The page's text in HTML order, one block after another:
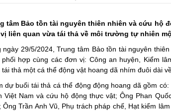
tâm Bảo tồn tài nguyên thiên nhiên và cứu hộ
liên quan vừa tái thả về môi trường tự nhiên
ngày 29/5/2024, Trung tâm Bảo tồn tài nguyên
phối hợp cùng các đơn vị: Công an huyện, Kiểm
tái thả một cá thể động vật hoang dã nhím đuôi dài
dự buổi tái thả cá thể động động hoang dã gồm
Việt Nam và cứu hộ động thực vật; Ông Phan
Ông Trần Anh Vũ, Phụ trách pháp chế, Hạt kiểm